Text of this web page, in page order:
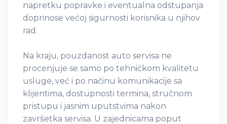
napretku popravke i eventualna odstupanja
doprinose većoj sigurnosti korisnika u njihov
rad.
Na kraju, pouzdanost auto servisa ne
procenjuje se samo po tehničkom kvalitetu
usluge, već i po načinu komunikacije sa
klijentima, dostupnosti termina, stručnom
pristupu i jasnim uputstvima nakon
završetka servisa. U zajednicama poput